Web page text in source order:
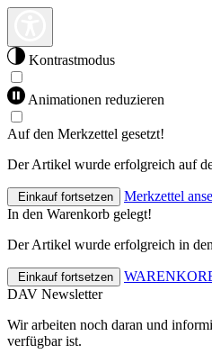
Kontrastmodus
Animationen reduzieren
Auf den Merkzettel gesetzt!
Der Artikel wurde erfolgreich auf
Einkauf fortsetzen
Merkzettel
In den Warenkorb gelegt!
Der Artikel wurde erfolgreich in
Einkauf fortsetzen
DAV Newsletter
Wir arbeiten noch daran und
verfügbar ist.